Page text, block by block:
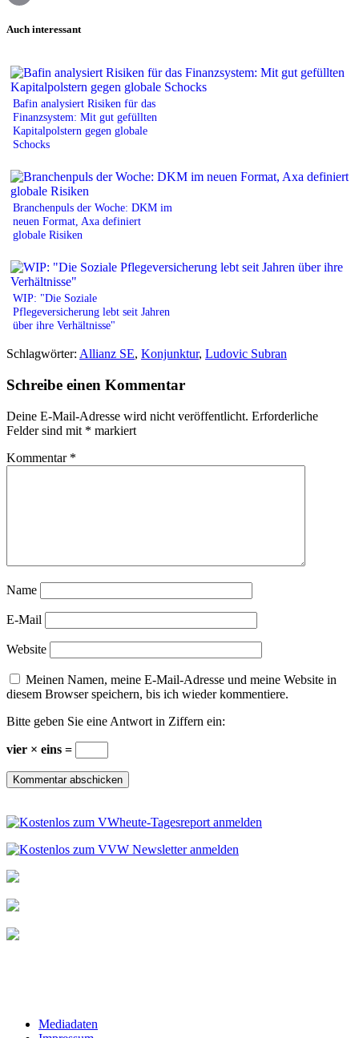
Auch interessant
Bafin analysiert Risiken für das
Finanzsystem: Mit gut gefüllten
Kapitalpolstern gegen globale
Schocks
Branchenpuls der Woche: DKM im
neuen Format, Axa definiert
globale Risiken
WIP: "Die Soziale
Pflegeversicherung lebt seit Jahren
über ihre Verhältnisse"
Schlagwörter: Allianz SE, Konjunktur, Ludovic Subran
Schreibe einen Kommentar
Deine E-Mail-Adresse wird nicht veröffentlicht. Erforderliche
Felder sind mit * markiert
Kommentar *
Name
E-Mail
Website
Meinen Namen, meine E-Mail-Adresse und meine Website in
diesem Browser speichern, bis ich wieder kommentiere.
Bitte geben Sie eine Antwort in Ziffern ein:
vier × eins =
Mediadaten